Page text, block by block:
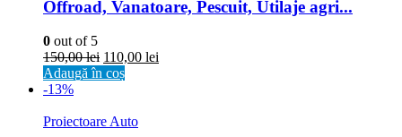
Offroad, Vanatoare, Pescuit, Utilaje agri...
0 out of 5
150,00lei 110,00 lei
Adaugă în coș
-13%
Proiectoare Auto